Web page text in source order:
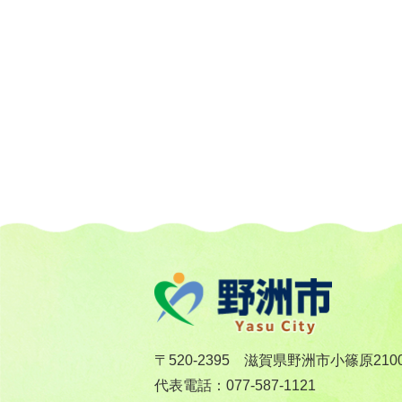
〒520-2395 滋賀県野洲市小篠原
代表電話：077-587-1121